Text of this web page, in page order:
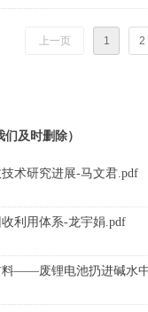
上一页 1 2
术研究进展-马文君.pdf
利用体系-龙宇娟.pdf
料——废锂电池扔进碱水
及时删除）